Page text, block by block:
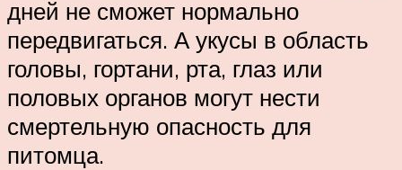
дней не сможет нормально
передвигаться. А укусы в область
головы, гортани, рта, глаз или
половых органов могут нести
смертельную опасность для
питомца.